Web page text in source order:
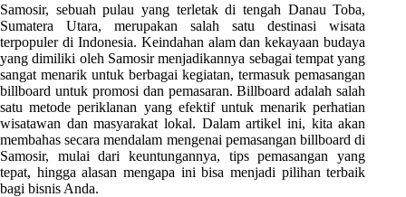
Samosir, sebuah pulau yang terletak di tengah Danau Toba,
Sumatera Utara, merupakan salah satu destinasi wisata
terpopuler di Indonesia. Keindahan alam dan kekayaan budaya
yang dimiliki oleh Samosir menjadikannya sebagai tempat yang
sangat menarik untuk berbagai kegiatan, termasuk pemasangan
billboard untuk promosi dan pemasaran. Billboard adalah salah
satu metode periklanan yang efektif untuk menarik perhatian
wisatawan dan masyarakat lokal. Dalam artikel ini, kita akan
membahas secara mendalam mengenai pemasangan billboard di
Samosir, mulai dari keuntungannya, tips pemasangan yang
tepat, hingga alasan mengapa ini bisa menjadi pilihan terbaik
bagi bisnis Anda.